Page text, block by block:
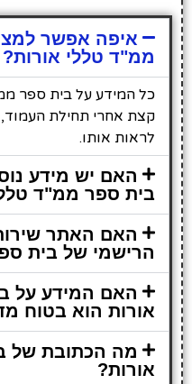
איפה אפשר
ממ"ד טללי אורות?
כל המידע על בית ספר
קצת אחרי תחילת העמוד,
לראות אותו.
האם יש מידע
בית ספר ממ"ד
האם האתר
הרישמי של בית
האם המידע על
אורות הוא בטוח
מה הכתובת של
אורות?